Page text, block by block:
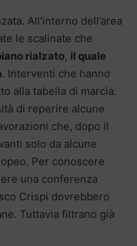
All’interno dell’area
le scalinate che
rialzato, il quale
. Interventi che hanno
alla tabella di marcia.
di reperire alcune
che, dopo il
solo da alcune
Per conoscere
una conferenza
Crispi dovrebbero
Tuttavia filtrano già